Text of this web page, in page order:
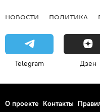
НОВОСТИ ПОЛИТИКА
Telegram Дзен
О проекте Контакты